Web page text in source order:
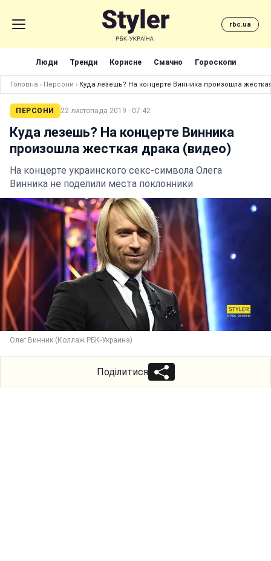
rbc.ua
Люди Тренди Корисне Смачно Гороскопи
Головна › Персони › Куда лезешь? На концерте Винника произошла
ПЕРСОНИ 22 листопада 2019 · 07:42
Куда лезешь? На концерте Винника
произошла жесткая драка (видео)
На концерте украинского секс-символа Олега
Винника не поделили места поклонники
Олег Винник (Коллаж РБК-Украина)
Поділитися